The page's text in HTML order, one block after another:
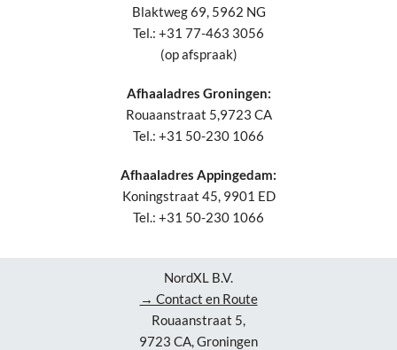
Blaktweg 69, 5962 NG
Tel.: +31 77-463 3056
(op afspraak)
Afhaaladres Groningen:
Rouaanstraat 5,9723 CA
Tel.: +31 50-230 1066
Afhaaladres Appingedam:
Koningstraat 45, 9901 ED
Tel.: +31 50-230 1066
NordXL B.V.
→ Contact en Route
Rouaanstraat 5,
9723 CA, Groningen